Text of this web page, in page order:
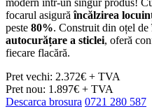
modern într-un singur produs!
focarul asigurăîncălzirea
peste 80%. Construit din oțel de
autocurățare a sticlei, oferă
fiecare flacără.
Pret vechi: 2.372€ + TVA
Pret nou: 1.897€ + TVA
Descarca brosura 0721 280 587